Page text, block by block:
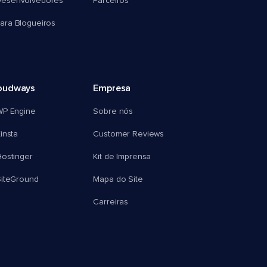
Blogueiros
Engine
Empresa
Sobre nós
Customer Reviews
Kit de Imprensa
Mapa do Site
Carreiras